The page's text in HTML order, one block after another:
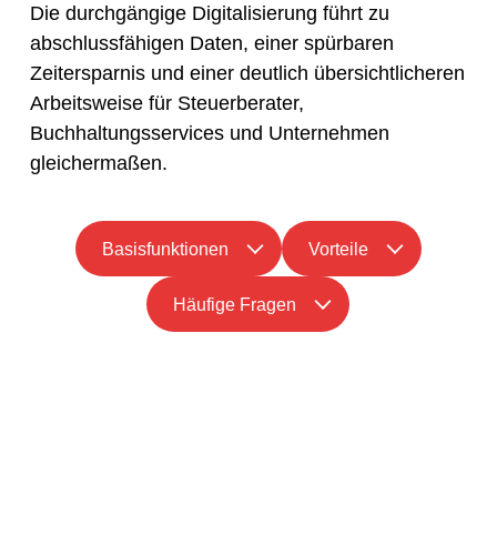
Die durchgängige Digitalisierung führt zu
abschlussfähigen Daten, einer spürbaren
Zeitersparnis und einer deutlich übersichtlicheren
Arbeitsweise für Steuerberater,
Buchhaltungsservices und Unternehmen
gleichermaßen.
Basisfunktionen Vorteile
Häufige Fragen